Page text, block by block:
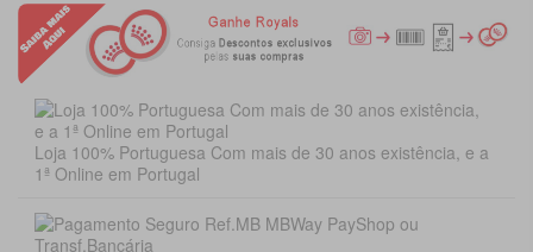
Loja 100% Portuguesa Com mais de 30 anos existência, e a
1ª Online em Portugal